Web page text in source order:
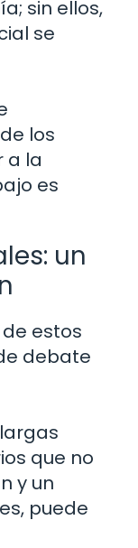
sin ellos,
se
los
a la
es
un
estos
debate
que no
y un
puede